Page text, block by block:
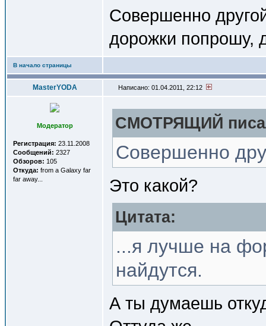
Совершенно
дорожки попрошу,
В начало страницы
MasterYODA Написано: 01.04.2011, 22:12
Модератор
Регистрация: 23.11.2008
Сообщений: 2327
Обзоров: 105
Откуда: from a Galaxy far
far away...
СМОТРЯЩИЙ
Совершенно
Это какой?
Цитата:
...я лучше на
найдутся.
А ты думаешь